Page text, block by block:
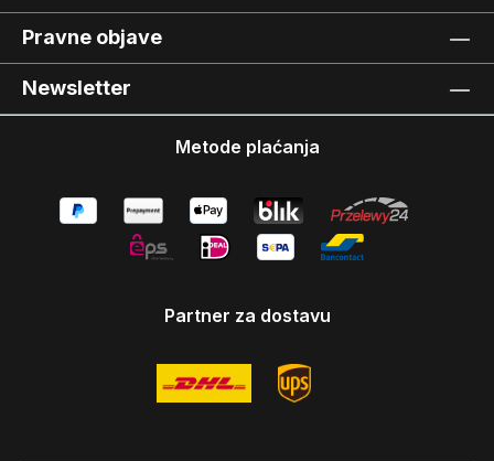
Pravne objave
Newsletter
Metode plaćanja
Partner za dostavu